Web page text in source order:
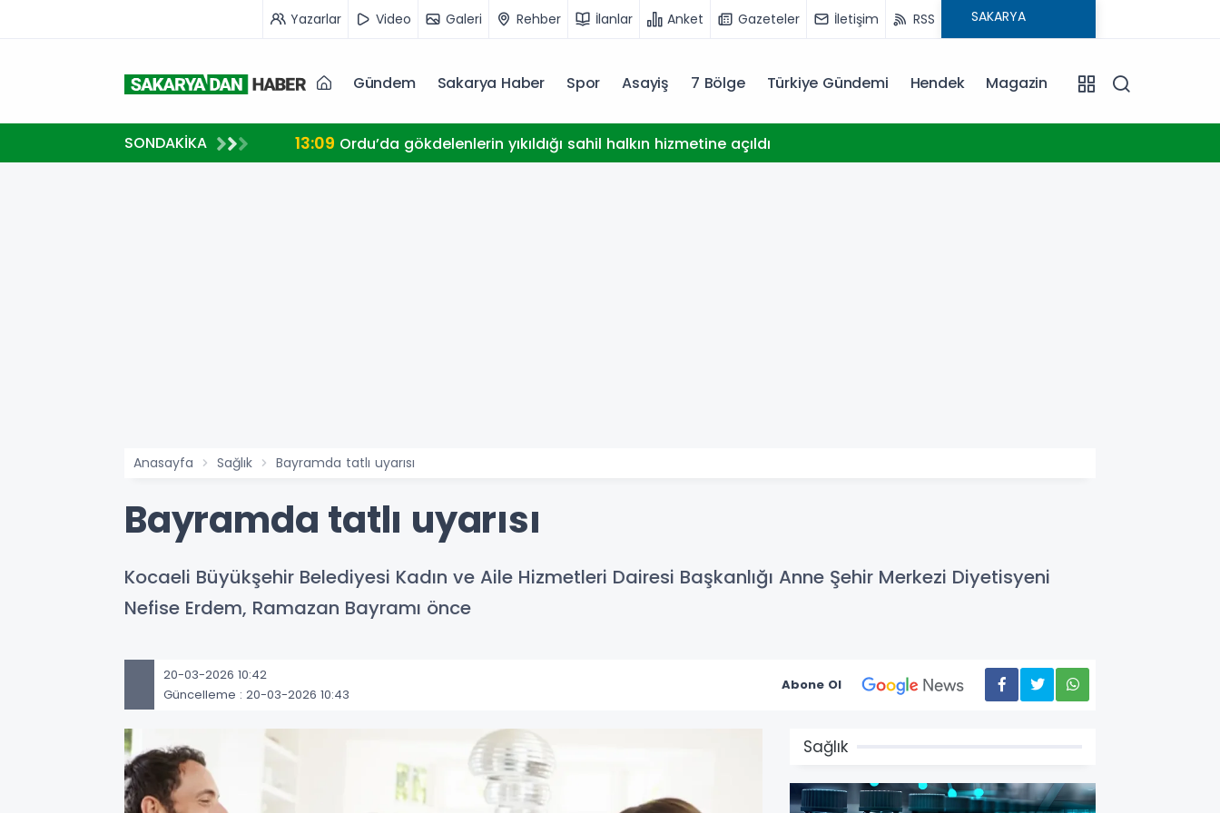
Yazarlar Video Galeri Rehber İlanlar Anket Gazeteler İletişim RSS
Gündem Sakarya Haber Spor Asayiş 7 Bölge Türkiye Gündemi Hendek Magazin
SONDAKİKA 13:09 Ordu’da gökdelenlerin yıkıldığı sahil halkın hizmetine açıldı
Anasayfa Sağlık Bayramda tatlı uyarısı
Bayramda tatlı uyarısı
Kocaeli Büyükşehir Belediyesi Kadın ve Aile Hizmetleri Dairesi Başkanlığı Anne Şehir Merkezi Diyetisyeni
Nefise Erdem, Ramazan Bayramı önce
20-03-2026 10:42
Güncelleme : 20-03-2026 10:43
Abone Ol
Sağlık